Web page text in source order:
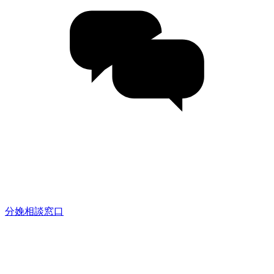
分娩相談窓口